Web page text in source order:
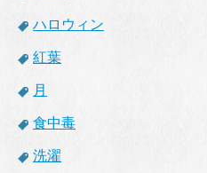
ハロウィン
紅葉
月
食中毒
洗濯